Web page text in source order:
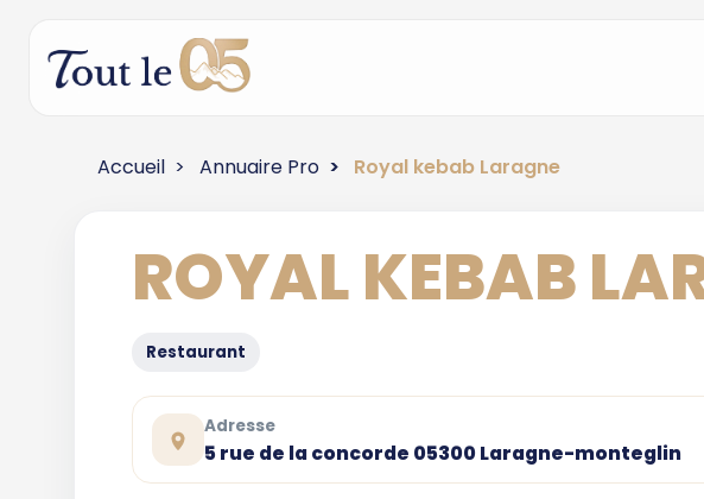
Accueil Annuaire Pro Royal kebab Laragne
ROYAL KEBAB
Restaurant
Adresse
5 rue de la concorde 05300 Laragne-monteglin